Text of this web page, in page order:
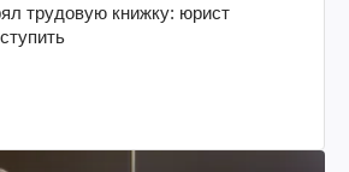
трудовую книжку: юрист